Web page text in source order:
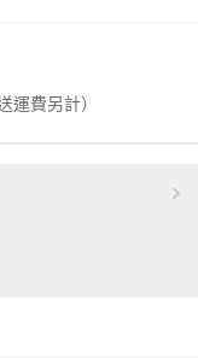
費另計）